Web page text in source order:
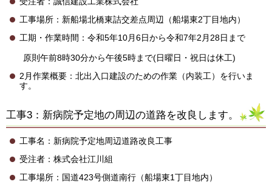
工事場所：新船場北橋東詰交差点周辺（船場東2丁目地内）
工期・作業時間：令和5年10月6日から令和7年2月28日まで
原則午前8時30分から午後5時まで(日曜日・祝日は休工)
2月作業概要：北出入口建設のための作業（内装工）を行いま
す。
工事3：新病院予定地の周辺の道路を改良します。
工事名：新病院予定地周辺道路改良工事
受注者：株式会社江川組
工事場所：国道423号側道南行（船場東1丁目地内）